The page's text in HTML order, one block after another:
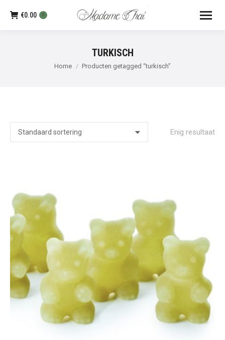
€0.00 0
TURKISCH
Je bent hier:
Home Producten getagged “turkisch”
Enig resultaat